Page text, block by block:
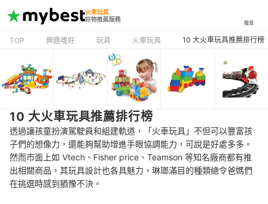
火車玩具
好物推薦服務
搜尋
TOP 興趣嗜好 玩具 火車玩具 10 大火車玩具推薦排行榜
10 大火車玩具推薦排行榜
透過讓孩童扮演駕駛員和組建軌道，「火車玩具」不但可以豐富孩
子們的想像力，還能夠幫助增進手眼協調能力，可說是好處多多。
然而市面上如 Vtech、Fisher price、Teamson 等知名廠商都有推
出相關商品，其玩具設計也各具魅力，琳瑯滿目的種類總令爸媽們
在挑選時感到猶豫不決。